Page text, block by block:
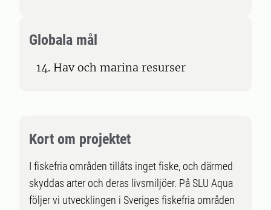
Globala mål
14. Hav och marina resurser
Kort om projektet
I fiskefria områden tillåts inget fiske, och därmed
skyddas arter och deras livsmiljöer. På SLU Aqua
följer vi utvecklingen i Sveriges fiskefria områden